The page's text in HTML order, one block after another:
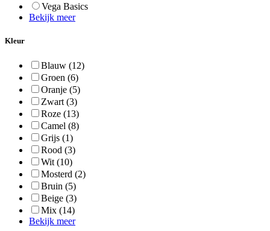
Vega Basics
Bekijk meer
Kleur
Blauw (12)
Groen (6)
Oranje (5)
Zwart (3)
Roze (13)
Camel (8)
Grijs (1)
Rood (3)
Wit (10)
Mosterd (2)
Bruin (5)
Beige (3)
Mix (14)
Bekijk meer